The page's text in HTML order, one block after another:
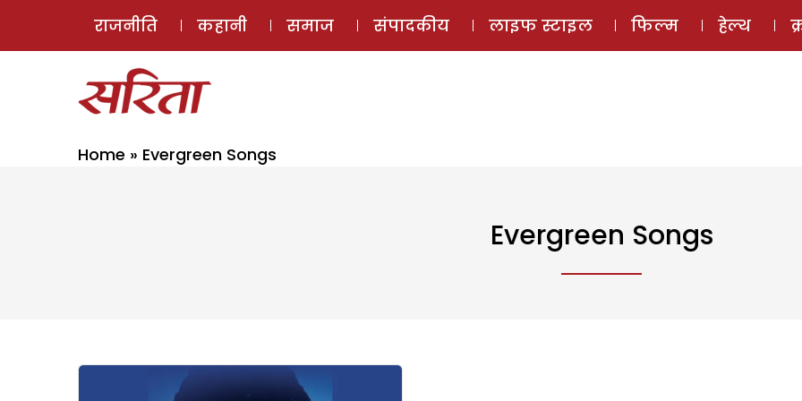
ई-मैगज़ीन
राजनीति कहानी समाज संपादकीय लाइफ स्टाइल फिल्म हेल्थ
Home » Evergreen Songs
Evergreen Songs